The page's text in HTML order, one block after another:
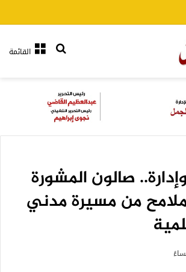
القائمةبحث عن
صالون المشورة
من مسيرة مدني